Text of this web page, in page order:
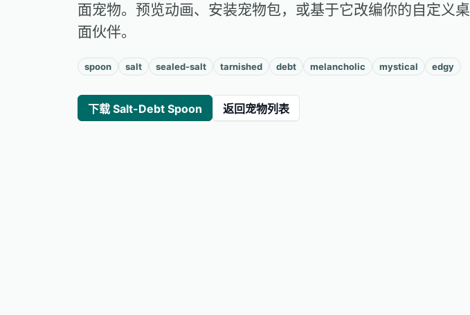
面宠物。预览动画、安装宠物包，或基于它改编你的自定义桌
面伙伴。
spoon salt sealed-salt tarnished debt melancholic mystical edgy
下载 Salt-Debt Spoon 返回宠物列表